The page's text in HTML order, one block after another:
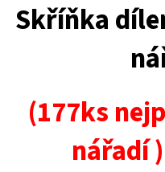
Skříňka
(177ks
nářadí